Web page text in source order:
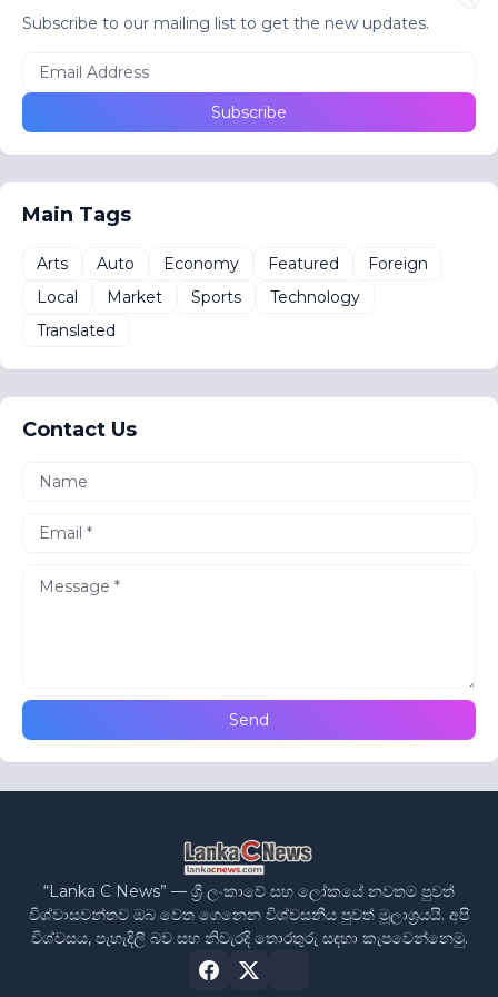
Subscribe to our mailing list to get the new updates.
Main Tags
Arts Auto Economy Featured
Foreign
Local
Market Sports
Technology
Translated
Contact Us
“Lanka C News” — ශ්‍රී ලංකාවේ සහ ලෝකයේ නවතම පුවත්
විශ්වාසවන්තව ඔබ වෙත ගෙනෙන විශ්වසනීය පුවත් මූලාශ්‍රයයි. අපි
විශ්වසය, පැහැදිලි බව සහ නිවැරදි තොරතුරු සඳහා කැපවෙන්නෙමු.